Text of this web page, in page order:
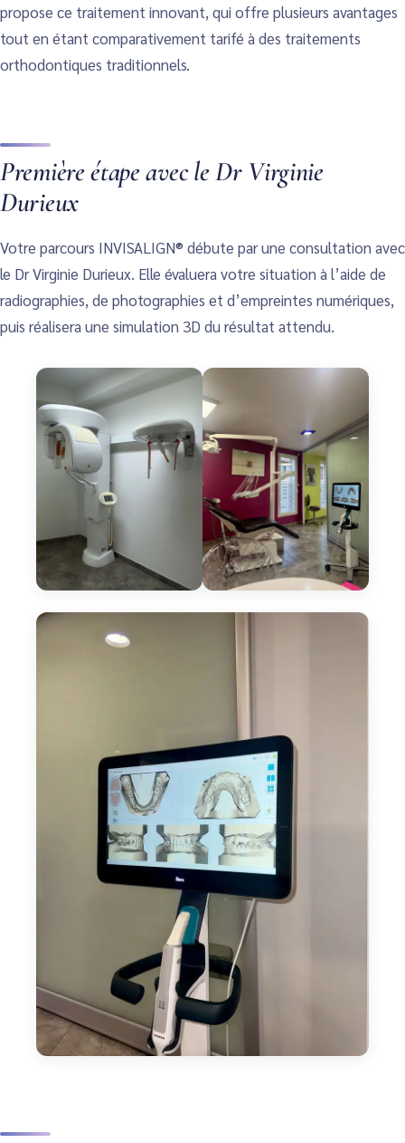
propose ce traitement innovant, qui offre plusieurs avantages
tout en étant comparativement tarifé à des traitements
orthodontiques traditionnels.
Première étape avec le Dr Virginie
Durieux
Votre parcours INVISALIGN® débute par une consultation avec
le Dr Virginie Durieux. Elle évaluera votre situation à l’aide de
radiographies, de photographies et d’empreintes numériques,
puis réalisera une simulation 3D du résultat attendu.